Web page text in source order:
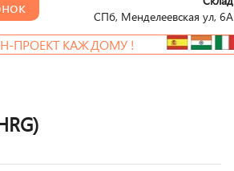
СПб, Менделеевcкая ул, 6А
КАЖДОМУ !